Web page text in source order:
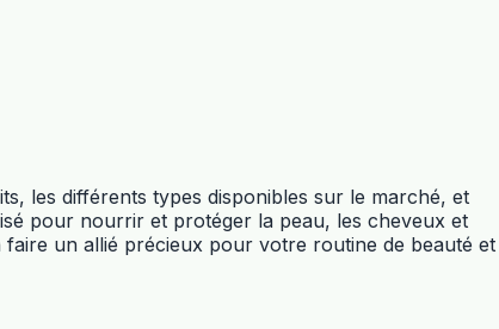
les différents types disponibles sur le marché, et
pour nourrir et protéger la peau, les cheveux et
un allié précieux pour votre routine de beauté et